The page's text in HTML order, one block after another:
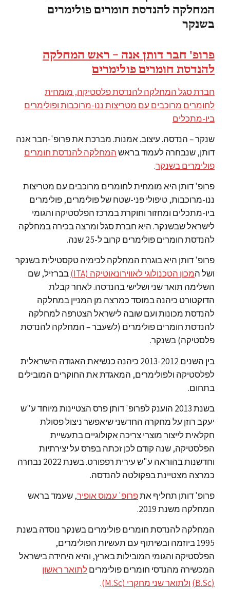
המחלקה להנדסת חומרים פולימרים
בשנקר
פרופ' חבר דותן אנה – ראש המחלקה
להנדסת חומרים פולימרים
חברת סגל המחלקה להנדסת פלסטיקה, מומחית
לחומרים מרוכבים עם מטריצות ננו-מרוכבות ופולימרים
ביו-מתכלים
שנקר – הנדסה. עיצוב. אמנות. מברכת את פרופ'-חבר אנה
דותן, שנבחרה לעמוד בראשהמחלקה להנדסת חומרים
פולימרים בשנקר.
פרופ' דותן היא מומחית לחומרים מרוכבים עם מטריצות
ננו-מרוכבות, טיפולי פני-שטח של פולימרים, פולימרים
ביו-מתכלים ומחזור וחוקרת במרכז הפלסטיקה והגומי
לישראל שבשנקר. היא חברת סגל ומרצה בכירה במחלקה
להנדסת חומרים פולימרים קרוב ל-25 שנה.
פרופ' דותן היא בוגרת המחלקה לכימיה טקסטילית בשנקר
ושל המכון הטכנולוגי לאווירונאוטיקה (ITA)
בברזיל, שם
השלימה תואר שני ושלישי בהנדסה. לאחר קבלת
הדוקטורט כיהנה במוסד כמרצה מן המניין במחלקה
להנדסת מכונות ועם שובה לישראל הצטרפה למחלקה
להנדסת חומרים פולימרים (לשעבר – המחלקה להנדסת
פלסטיקה) בשנקר.
בין השנים 2013-2012 כיהנה כנשיאת האגודה הישראלית
לפלסטיקה ולפולימרים, המאגדת את החוקרים המובילים
בתחום.
בשנת 2013 הוענק לפרופ' דותן פרס הצטיינות מיוחד ע"ש
יעקב רוזן על מחקרה החדשני שיאפשר ניצול פסולת
חקלאית לייצור מוצרי צריכה אקולוגיים בתעשיית
הפלסטיקה, שנה קודם לכן זכתה בפרס על יצירתיות
וחדשנות בהוראה ע"ש עירית רפפורט. בשנת 2022 נבחרה
כמרצה מצטיינת בפקולטה להנדסה.
פרופ' דותן תחליף אתפרופ' עמוס אופיר, שעמד בראש
המחלקה משנת 2019.
המחלקה להנדסת חומרים פולימרים בשנקר נוסדה בשנת
1995 ביוזמה ובשיתוף עם תעשיות הפולימרים,
הפלסטיקה והגומי המובילות בארץ, והיא היחידה בישראל
המכשירה מהנדסי חומרים פולימריםלתואר ראשון
(B.Sc)
ולתואר שני מחקרי (M.Sc) .